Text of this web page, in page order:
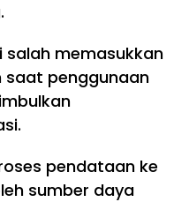
salah memasukkan
saat penggunaan
pendataan ke
sumber daya